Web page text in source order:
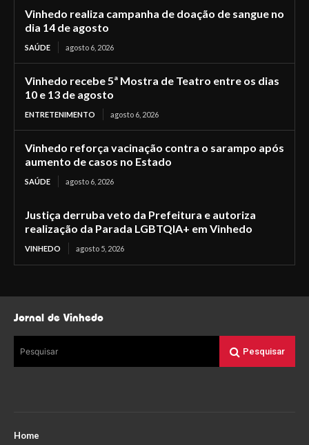
Vinhedo realiza campanha de doação de sangue no
dia 14 de agosto
SAÚDE agosto 6, 2026
Vinhedo recebe 5ª Mostra de Teatro entre os dias
10 e 13 de agosto
ENTRETENIMENTO agosto 6, 2026
Vinhedo reforça vacinação contra o sarampo após
aumento de casos no Estado
SAÚDE agosto 6, 2026
Justiça derruba veto da Prefeitura e autoriza
realização da Parada LGBTQIA+ em Vinhedo
VINHEDO agosto 5, 2026
Jornal de Vinhedo
Pesquisar Pesquisar
Home